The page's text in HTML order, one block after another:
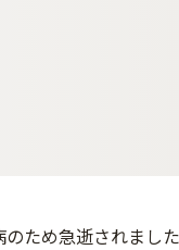
ため急逝されまし